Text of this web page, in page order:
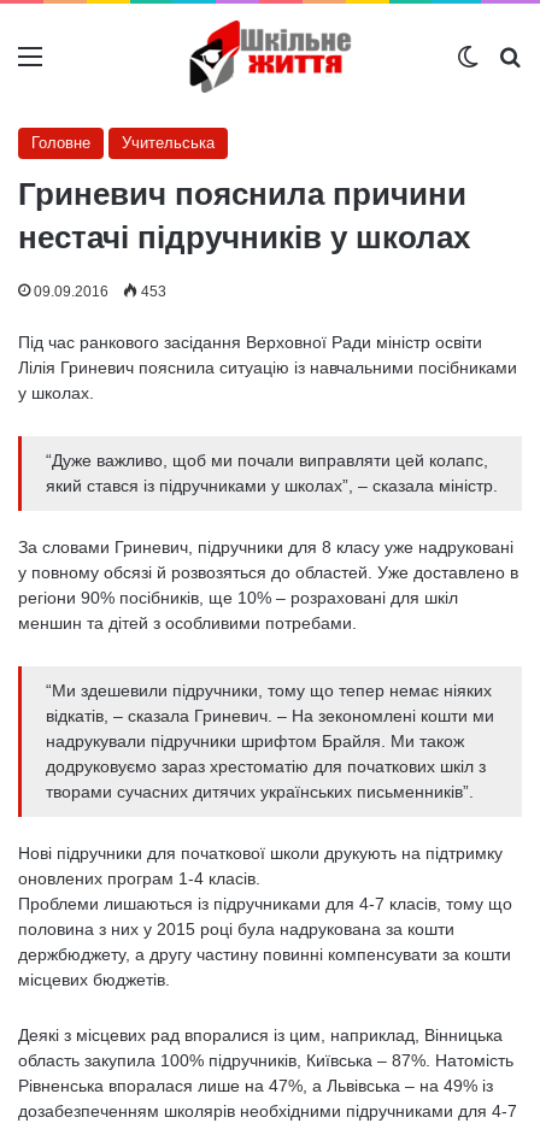
Меню
Головне Учительська
Гриневич пояснила причини
нестачі підручників у школах
09.09.2016 453
Під час ранкового засідання Верховної Ради міністр освіти
Лілія Гриневич пояснила ситуацію із навчальними посібниками
у школах.
“Дуже важливо, щоб ми почали виправляти цей колапс,
який стався із підручниками у школах”, – сказала міністр.
За словами Гриневич, підручники для 8 класу уже надруковані
у повному обсязі й розвозяться до областей. Уже доставлено в
регіони 90% посібників, ще 10% – розраховані для шкіл
меншин та дітей з особливими потребами.
“Ми здешевили підручники, тому що тепер немає ніяких
відкатів, – сказала Гриневич. – На зекономлені кошти ми
надрукували підручники шрифтом Брайля. Ми також
додруковуємо зараз хрестоматію для початкових шкіл з
творами сучасних дитячих українських письменників”.
Нові підручники для початкової школи друкують на підтримку
оновлених програм 1-4 класів.
Проблеми лишаються із підручниками для 4-7 класів, тому що
половина з них у 2015 році була надрукована за кошти
держбюджету, а другу частину повинні компенсувати за кошти
місцевих бюджетів.
Деякі з місцевих рад впоралися із цим, наприклад, Вінницька
область закупила 100% підручників, Київська – 87%. Натомість
Рівненська впоралася лише на 47%, а Львівська – на 49% із
дозабезпеченням школярів необхідними підручниками для 4-7